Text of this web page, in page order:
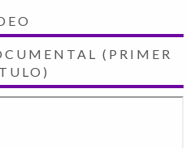
(PRIMER